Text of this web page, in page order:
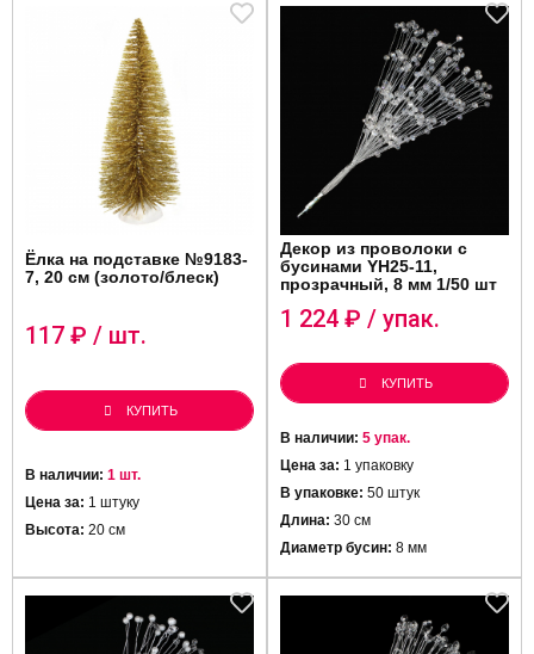
Ёлка на подставке №9183-
7, 20 см (золото/блеск)
117 ₽ / шт.
КУПИТЬ
В наличии: 1 шт.
Цена за: 1 штуку
Высота: 20 см
Декор из проволоки с
бусинами YH25-11,
прозрачный, 8 мм 1/50 шт
1 224 ₽ / упак.
КУПИТЬ
В наличии: 5 упак.
Цена за: 1 упаковку
В упаковке: 50 штук
Длина: 30 см
Диаметр бусин: 8 мм